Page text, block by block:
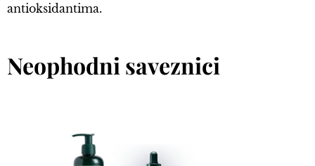
antioksidantima.
Neophodni saveznici